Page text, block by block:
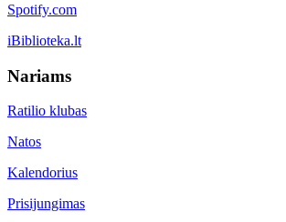
Spotify.com
iBiblioteka.lt
Nariams
Ratilio klubas
Natos
Kalendorius
Prisijungimas